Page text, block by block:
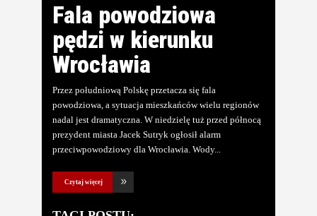
Fala powodziowa
pędzi w kierunku
Wrocławia
Przez południową Polskę przetacza się fala
powodziowa, a sytuacja mieszkańców wielu regionów
nadal jest dramatyczna. W niedzielę tuż przed północą
prezydent miasta Jacek Sutryk ogłosił alarm
przeciwpowodziowy dla Wrocławia. Wody
Czytaj więcej